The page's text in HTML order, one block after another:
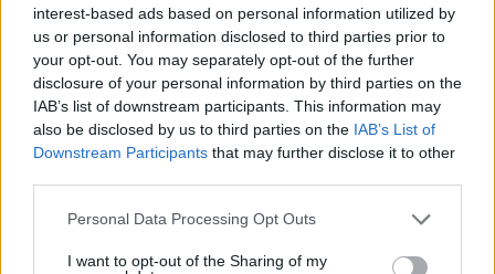
interest-based ads based on personal information utilized by
us or personal information disclosed to third parties prior to
your opt-out. You may separately opt-out of the further
disclosure of your personal information by third parties on the
IAB’s list of downstream participants. This information may
also be disclosed by us to third parties on the IAB’s List of
Downstream Participants that may further disclose it to other
Please note that this website/app uses one or more Google
not limited to your visit or usage behaviour. You may click to
Personal Data Processing Opt Outs
I want to opt-out of the Sharing of my
Απομένουν 2500χαρακτήρες